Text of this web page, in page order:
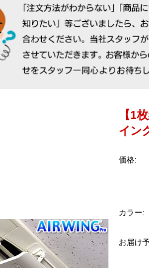
【1
イン
価格:
カラー:
お届け